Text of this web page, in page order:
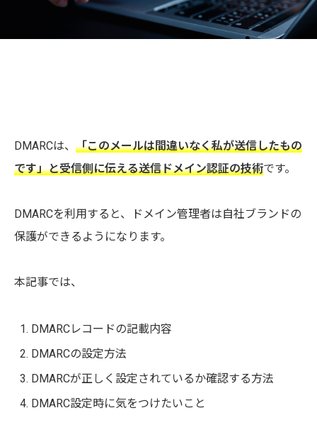
DMARCは、 「このメールは間違いなく私が送信したもの
です」と受信側に伝える送信ドメイン認証の技術です。
DMARCを利用すると、ドメイン管理者は自社ブランドの
保護ができるようになります。
本記事では、
DMARCレコードの記載内容
DMARCの設定方法
DMARCが正しく設定されているか確認する方法
DMARC設定時に気をつけたいこと